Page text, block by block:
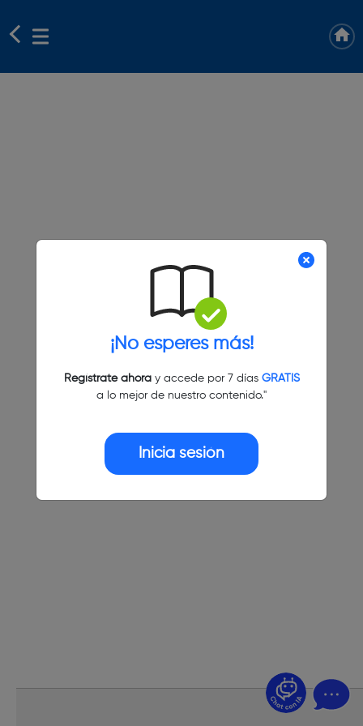
¡No esperes más!
Regístrate ahoray accede por 7 días GRATIS
a lo mejor de nuestro contenido."
Inicia sesión